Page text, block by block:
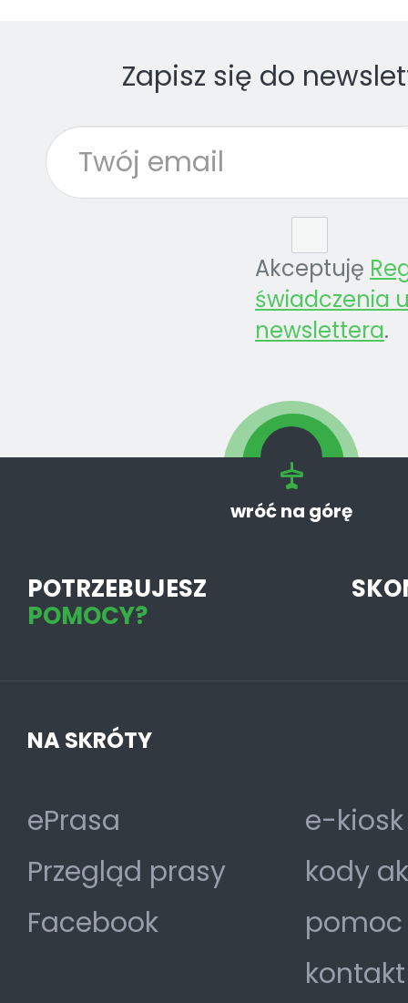
Zapisz się do
Akceptuję
świadczenia
newslettera.
wróć na górę
POTRZEBUJESZ
POMOCY?
NA SKRÓTY
ePrasa
Przegląd prasy
Facebook
e-
kody
pomoc
kontakt